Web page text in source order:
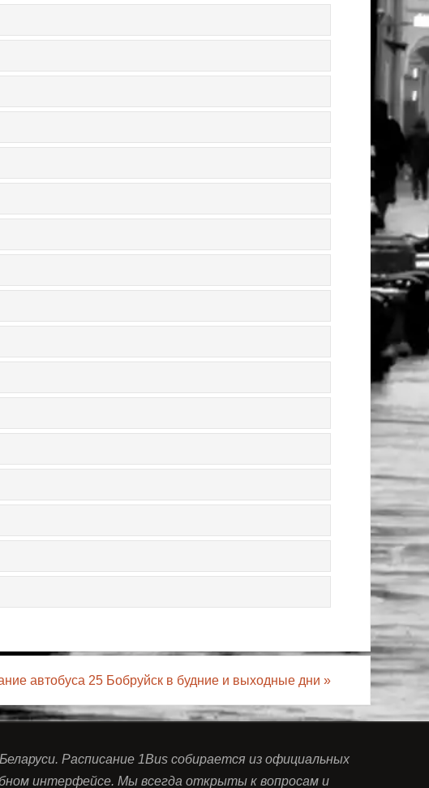
автобуса 25 Бобруйск в будние и выходные дни »
Расписание 1Bus собирается из официальных
интерфейсе. Мы всегда открыты к вопросам и